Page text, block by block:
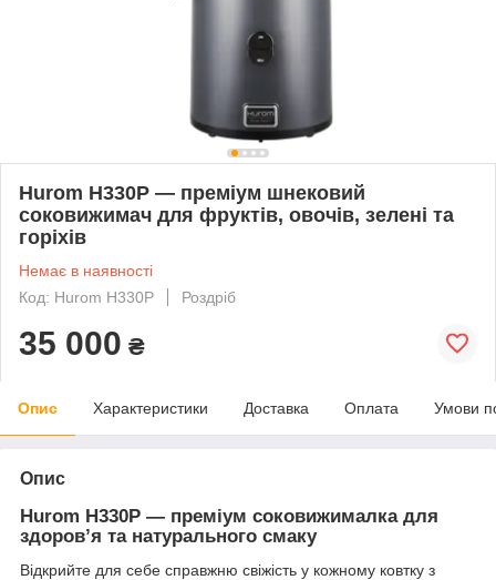
Hurom H330P — преміум шнековий
соковижимач для фруктів, овочів, зелені та
горіхів
Немає в наявності
Код: Hurom H330P
Роздріб
35 000 ₴
Опис Характеристики Доставка Оплата Умови
Опис
Hurom H330P — преміум соковижималка для
здоров’я та натурального смаку
Відкрийте для себе справжню свіжість у кожному ковтку з